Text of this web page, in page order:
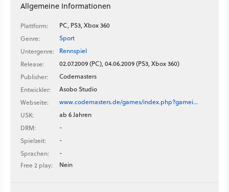
Allgemeine Informationen
Plattform:
PC, PS3, Xbox 360
Genre:
Sport
Untergenre:
Rennspiel
Release:
02.07.2009 (PC), 04.06.2009 (PS3, Xbox 360)
Publisher:
Codemasters
Entwickler:
Asobo Studio
Webseite:
www.codemasters.de/games/index.php?gamei…
USK:
ab 6 Jahren
DRM:
-
Spielzeit:
-
Sprachen:
-
Free 2 play:
Nein